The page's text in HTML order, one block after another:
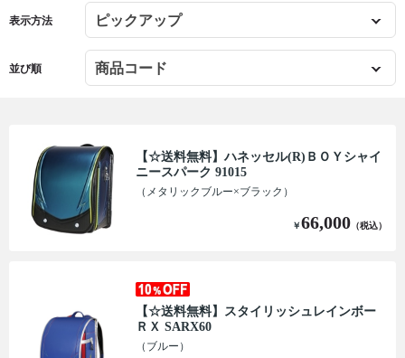
表示方法
並び順
【☆送料無料】ハネッセル(R)ＢＯＹシャイ
ニースパーク 91015
（メタリックブルー×ブラック）
￥66,000 （税込）
【☆送料無料】スタイリッシュレインボー
ＲＸ SARX60
（ブルー）